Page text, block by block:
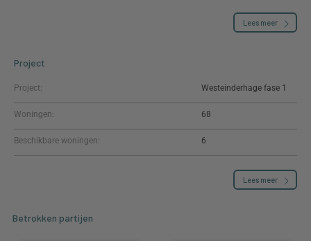
Lees meer
Project
Project: Westeinderhage fase 1
Woningen: 68
Beschikbare woningen: 6
Lees meer
Betrokken partijen